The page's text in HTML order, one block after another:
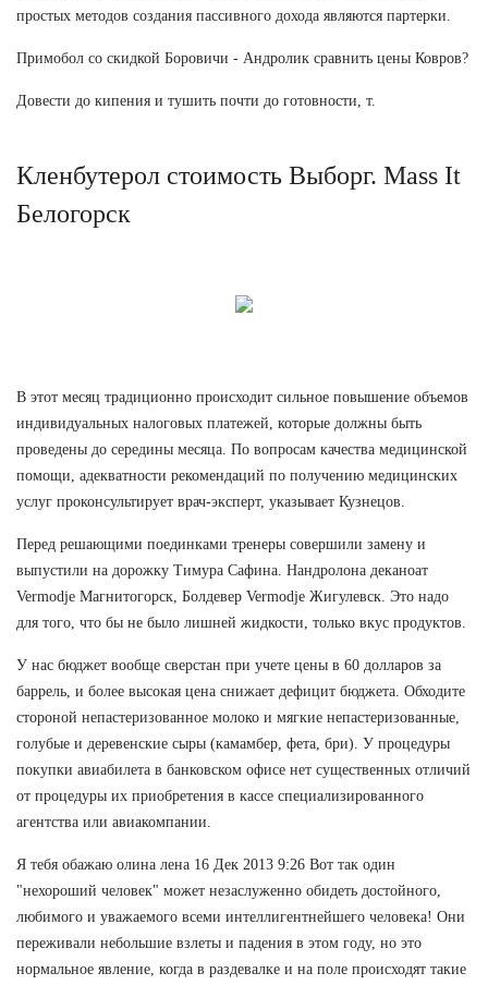
простых методов создания пассивного дохода являются партерки.
Примобол со скидкой Боровичи - Андролик сравнить цены Ковров?
Довести до кипения и тушить почти до готовности, т.
Кленбутерол стоимость Выборг. Mass It
Белогорск
В этот месяц традиционно происходит сильное повышение объемов
индивидуальных налоговых платежей, которые должны быть
проведены до середины месяца. По вопросам качества медицинской
помощи, адекватности рекомендаций по получению медицинских
услуг проконсультирует врач-эксперт, указывает Кузнецов.
Перед решающими поединками тренеры совершили замену и
выпустили на дорожку Тимура Сафина. Нандролона деканоат
Vermodje Магнитогорск, Болдевер Vermodje Жигулевск. Это надо
для того, что бы не было лишней жидкости, только вкус продуктов.
У нас бюджет вообще сверстан при учете цены в 60 долларов за
баррель, и более высокая цена снижает дефицит бюджета. Обходите
стороной непастеризованное молоко и мягкие непастеризованные,
голубые и деревенские сыры (камамбер, фета, бри). У процедуры
покупки авиабилета в банковском офисе нет существенных отличий
от процедуры их приобретения в кассе специализированного
агентства или авиакомпании.
Я тебя обажаю олина лена 16 Дек 2013 9:26 Вот так один
"нехороший человек" может незаслуженно обидеть достойного,
любимого и уважаемого всеми интеллигентнейшего человека! Они
переживали небольшие взлеты и падения в этом году, но это
нормальное явление, когда в раздевалке и на поле происходят такие